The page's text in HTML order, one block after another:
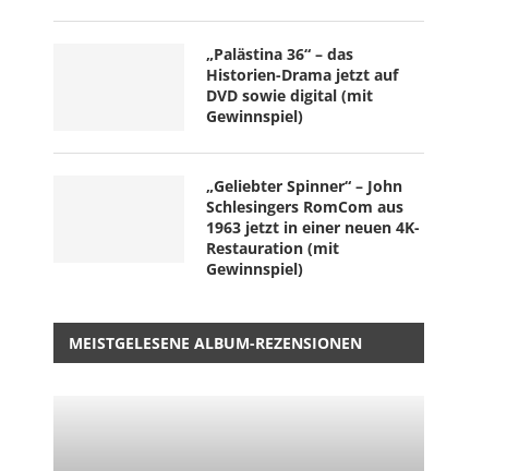
„Palästina 36“ – das
Historien-Drama jetzt auf
DVD sowie digital (mit
Gewinnspiel)
„Geliebter Spinner“ – John
Schlesingers RomCom aus
1963 jetzt in einer neuen 4K-
Restauration (mit
Gewinnspiel)
MEISTGELESENE ALBUM-REZENSIONEN